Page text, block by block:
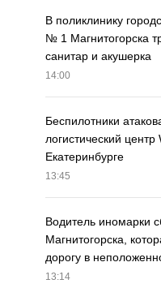
В поликлинику
№ 1 Магнитогорска
санитар и акушерка
14:00
Беспилотники
логистический
Екатеринбурге
13:45
Водитель иномарки
Магнитогорска,
дорогу в
13:14